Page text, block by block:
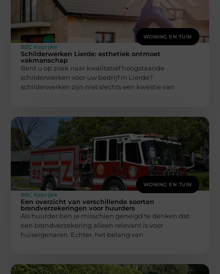
WONING EN TUIN
BBC Kaprijke
Schilderwerken Lierde: esthetiek ontmoet
vakmanschap
Bent u op zoek naar kwalitatief hoogstaande
schilderwerken voor uw bedrijf in Lierde?
schilderwerken zijn niet slechts een kwestie van
WONING EN TUIN
BBC Kaprijke
Een overzicht van verschillende soorten
brandverzekeringen voor huurders
Als huurder ben je misschien geneigd te denken dat
een brandverzekering alleen relevant is voor
huiseigenaren. Echter, het belang van